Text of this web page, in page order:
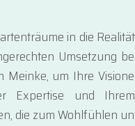
in die
Umsetzung
Meinke, um Ihre
Expertise und
die zum Wohlfühlen